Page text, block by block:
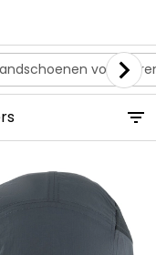
maar ook hoeden
technologie.
familie? Bekijk ons
voor